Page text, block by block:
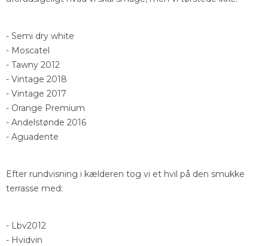
- Semi dry white
- Moscatel
- Tawny 2012
- Vintage 2018
- Vintage 2017
- Orange Premium
- Andelstønde 2016
- Aguadente
Efter rundvisning i kælderen tog vi et hvil på den smukke
terrasse med:
- Lbv2012
- Hvidvin